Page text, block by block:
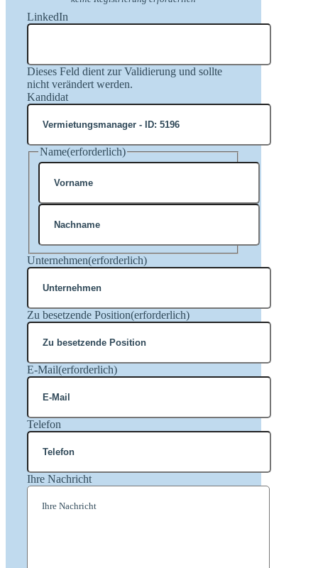
LinkedIn
Dieses Feld dient zur Validierung und sollte
nicht verändert werden.
Kandidat
Name(erforderlich)
Vorname
Nachname
Unternehmen(erforderlich)
Zu besetzende Position(erforderlich)
E-Mail(erforderlich)
Telefon
Ihre Nachricht